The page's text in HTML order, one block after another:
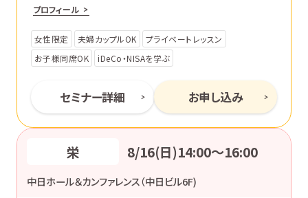
プロフィール
女性限定 夫婦カップルOK
プライベートレッスン
お子様同席OK
iDeCo・NISAを学ぶ
セミナー詳細 お申し込み
栄 8/16(日)14:00〜16:00
中日ホール＆カンファレンス（中日ビル6F)